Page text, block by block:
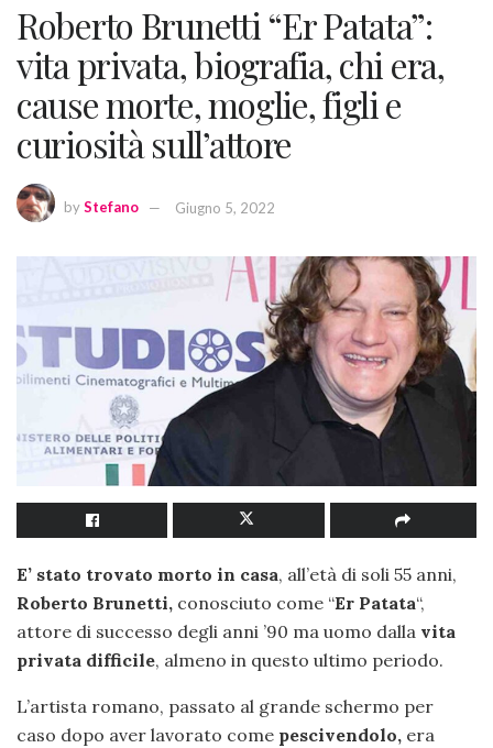
Roberto Brunetti “Er Patata”:
vita privata, biografia, chi era,
cause morte, moglie, figli e
curiosità sull’attore
byStefano Giugno 5, 2022
E’ stato trovato morto in casa, all’età di soli 55 anni,
Roberto Brunetti, conosciuto come “Er Patata“,
attore di successo degli anni ’90 ma uomo dalla vita
privata difficile, almeno in questo ultimo periodo.
L’artista romano, passato al grande schermo per
caso dopo aver lavorato come pescivendolo, era